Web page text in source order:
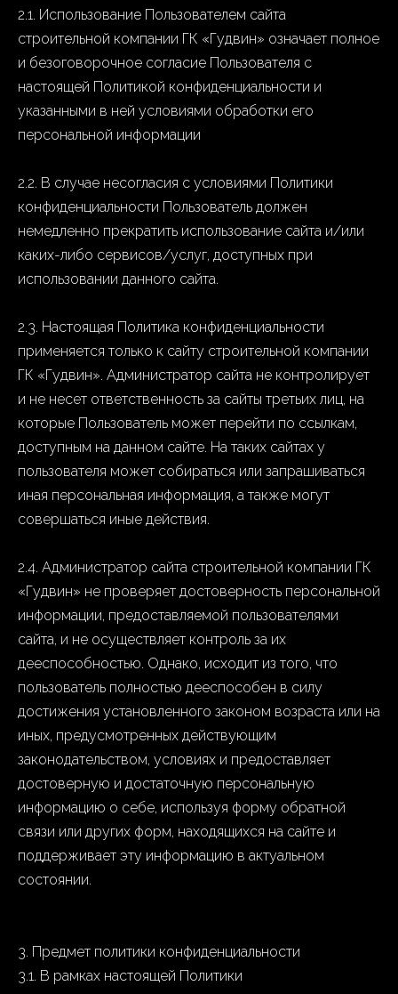
2.1. Использование Пользователем сайта
строительной компании ГК «Гудвин» означает полное
и безоговорочное согласие Пользователя с
настоящей Политикой конфиденциальности и
указанными в ней условиями обработки его
персональной информации
2.2. В случае несогласия с условиями Политики
конфиденциальности Пользователь должен
немедленно прекратить использование сайта и/или
каких-либо сервисов/услуг, доступных при
использовании данного сайта.
2.3. Настоящая Политика конфиденциальности
применяется только к сайту строительной компании
ГК «Гудвин». Администратор сайта не контролирует
и не несет ответственность за сайты третьих лиц, на
которые Пользователь может перейти по ссылкам,
доступным на данном сайте. На таких сайтах у
пользователя может собираться или запрашиваться
иная персональная информация, а также могут
совершаться иные действия.
2.4. Администратор сайта строительной компании ГК
«Гудвин» не проверяет достоверность персональной
информации, предоставляемой пользователями
сайта, и не осуществляет контроль за их
дееспособностью. Однако, исходит из того, что
пользователь полностью дееспособен в силу
достижения установленного законом возраста или на
иных, предусмотренных действующим
законодательством, условиях и предоставляет
достоверную и достаточную персональную
информацию о себе, используя форму обратной
связи или других форм, находящихся на сайте и
поддерживает эту информацию в актуальном
состоянии.
3. Предмет политики конфиденциальности
3.1. В рамках настоящей Политики